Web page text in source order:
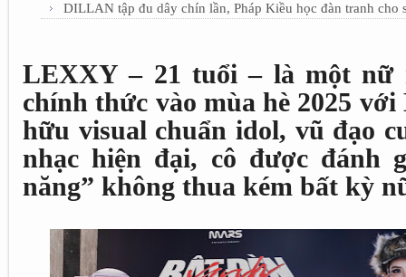
DILLAN tập đu dây chín lần, Pháp Kiều học đàn tranh cho
LEXXY – 21 tuổi – là một nữ
chính thức vào mùa hè 2025
hữu visual chuẩn idol, vũ đạo
nhạc hiện đại, cô được đánh
năng” không thua kém bất kỳ